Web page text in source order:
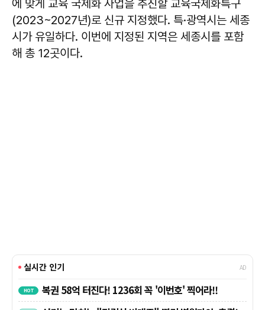
에 맞게 교육 국제화 사업을 추진할 교육국제화특구
(2023~2027년)로 신규 지정했다. 특·광역시는 세종
시가 유일하다. 이번에 지정된 지역은 세종시를 포함
해 총 12곳이다.